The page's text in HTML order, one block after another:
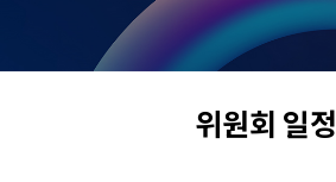
위원회 일정